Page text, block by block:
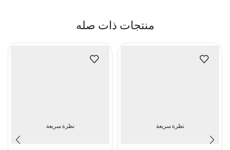
منتجات ذات صله
نظرة سريعة نظرة سريعة